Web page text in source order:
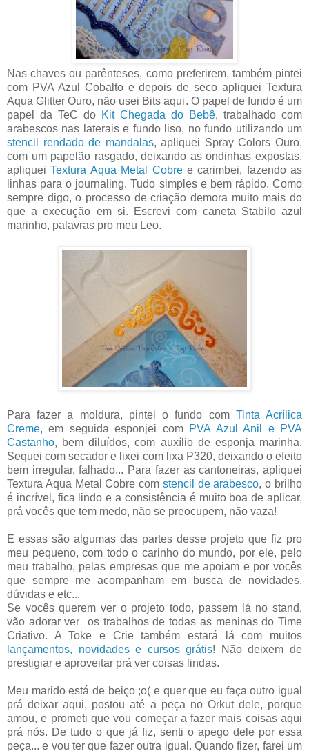
Nas chaves ou parênteses, como preferirem, também pintei
com PVA Azul Cobalto e depois de seco apliquei Textura
Aqua Glitter Ouro, não usei Bits aqui. O papel de fundo é um
papel da TeC do Kit Chegada do Bebê, trabalhado com
arabescos nas laterais e fundo liso, no fundo utilizando um
stencil rendado de mandalas, apliquei Spray Colors Ouro,
com um papelão rasgado, deixando as ondinhas expostas,
apliqueiTextura Aqua Metal Cobree carimbei, fazendo as
linhas para o journaling. Tudo simples e bem rápido. Como
sempre digo, o processo de criação demora muito mais do
que a execução em si. Escrevi com caneta Stabilo azul
marinho, palavras pro meu Leo.
Para fazer a moldura, pintei o fundo com Tinta Acrílica
Creme, em seguida esponjei com PVA Azul Anil e PVA
Castanho, bem diluídos, com auxílio de esponja marinha.
Sequei com secador e lixei com lixa P320, deixando o efeito
bem irregular, falhado... Para fazer as cantoneiras, apliquei
Textura Aqua Metal Cobre com stencil de arabesco, o brilho
é incrível, fica lindo e a consistência é muito boa de aplicar,
prá vocês que tem medo, não se preocupem, não vaza!
E essas são algumas das partes desse projeto que fiz pro
meu pequeno, com todo o carinho do mundo, por ele, pelo
meu trabalho, pelas empresas que me apoiam e por vocês
que sempre me acompanham em busca de novidades,
dúvidas e etc...
Se vocês querem ver o projeto todo, passem lá no stand,
vão adorar ver os trabalhos de todas as meninas do Time
Criativo. A Toke e Crie também estará lá com muitos
lançamentos, novidades e cursos grátis! Não deixem de
prestigiar e aproveitar prá ver coisas lindas.
Meu marido está de beiço ;o( e quer que eu faça outro igual
prá deixar aqui, postou até a peça no Orkut dele, porque
amou, e prometi que vou começar a fazer mais coisas aqui
prá nós. De tudo o que já fiz, senti o apego dele por essa
peça... e vou ter que fazer outra igual. Quando fizer, farei um